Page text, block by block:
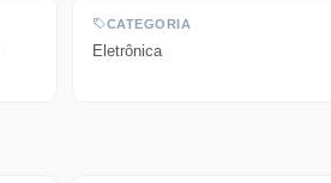
CATEGORIA
Eletrônica